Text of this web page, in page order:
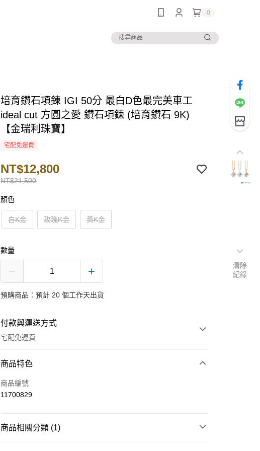
0
培育鑽石項鍊 IGI 50分 最白D色最完美車工
ideal cut 方圓之愛 鑽石項鍊 (培育鑽石 9K)
【金瑞利珠寶】
宅配免運費
NT$21,500
NT$12,800
顏色
白K金 玫瑰K金 黃K金
數量
預購商品：預計 20 個工作天出貨
付款與運送方式
宅配免運費
付款方式
信用卡一次付款
商品特色
商品編號
11700829
商品相關分類 (1)
清除
紀錄